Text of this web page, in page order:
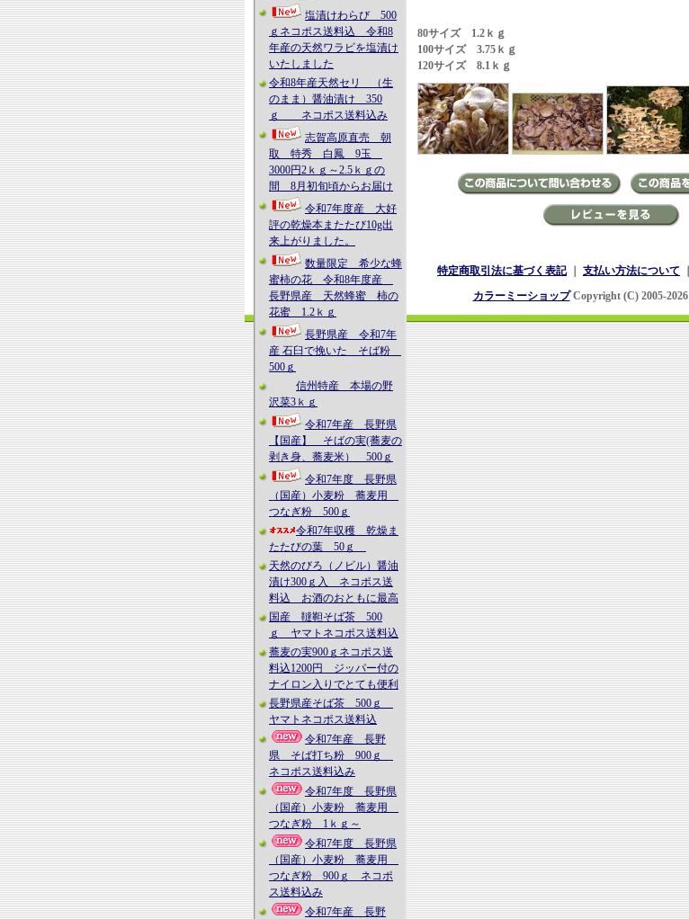
塩漬けわらび 500
ｇネコポス送料込 令和8
年産の天然ワラビを塩漬け
いたしました
令和8年産天然セリ （生
のまま）醤油漬け 350
ｇ ネコポス送料込み
志賀高原直売 朝
取 特秀 白鳳 9玉
3000円2ｋｇ～2.5ｋｇの
間 8月初旬頃からお届け
令和7年度産 大好
評の乾燥本またたび10g出
来上がりました。
数量限定 希少な蜂
蜜柿の花 令和8年度産
長野県産 天然蜂蜜 柿の
花蜜 1.2ｋｇ
長野県産 令和7年
産 石臼で挽いた そば粉
500ｇ
信州特産 本場の野
沢菜3ｋｇ
令和7年産 長野県
【国産】 そばの実(蕎麦の
剥き身、蕎麦米） 500ｇ
令和7年度 長野県
（国産）小麦粉 蕎麦用
つなぎ粉 500ｇ
令和7年収穫 乾燥ま
たたびの葉 50ｇ
天然のびろ（ノビル）醤油
漬け300ｇ入 ネコポス送
料込 お酒のおともに最高
国産 韃靼そば茶 500
ｇ ヤマトネコポス送料込
蕎麦の実900ｇネコポス送
料込1200円 ジッパー付の
ナイロン入りでとても便利
長野県産そば茶 500ｇ
ヤマトネコポス送料込
令和7年産 長野
県 そば打ち粉 900ｇ
ネコポス送料込み
令和7年度 長野県
（国産）小麦粉 蕎麦用
つなぎ粉 1ｋｇ～
令和7年度 長野県
（国産）小麦粉 蕎麦用
つなぎ粉 900ｇ ネコポ
ス送料込み
令和7年産 長野
80サイズ 1.2ｋｇ
100サイズ 3.75ｋｇ
120サイズ 8.1ｋｇ
特定商取引法に基づく表記｜ 支払い方法について
カラーミーショップCopyright (C) 2005-2026